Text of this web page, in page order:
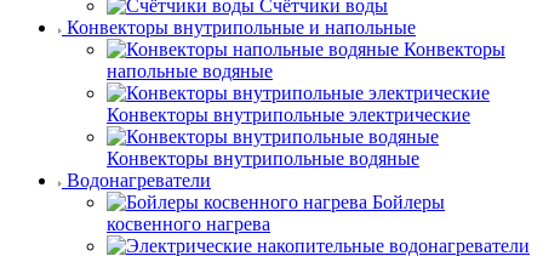
Счётчики воды
Конвекторы внутрипольные и напольные
Конвекторы
напольные водяные
Конвекторы внутрипольные электрические
Конвекторы внутрипольные водяные
Водонагреватели
Бойлеры
косвенного нагрева